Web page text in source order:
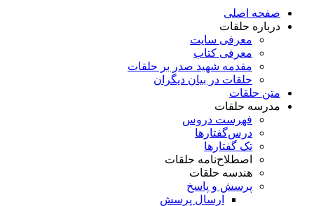
صفحه اصلی
درباره حلقات
معرفی سایت
معرفی کتاب
مقدمه شهید صدر بر حلقات
حلقات در بیان دیگران
متن حلقات
مدرسه حلقات
فهرست دروس
درس‌گفتار‌ها
تک گفتارها
اصطلاح‌نامه حلقات
هندسه حلقات
پرسش و پاسخ
ارسال پرسش